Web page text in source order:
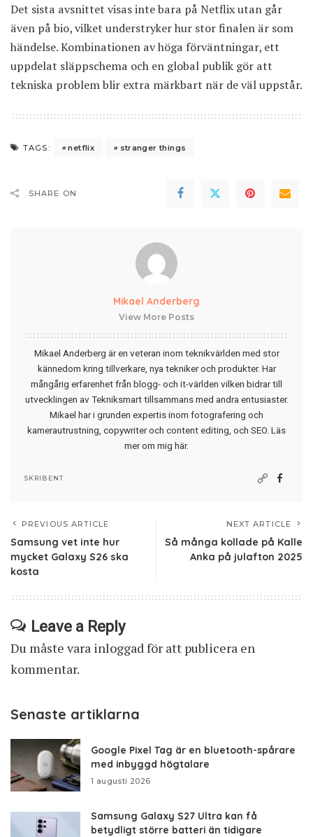
Det sista avsnittet visas inte bara på Netflix utan går
även på bio, vilket understryker hur stor finalen är som
händelse. Kombinationen av höga förväntningar, ett
uppdelat släppschema och en global publik gör att
tekniska problem blir extra märkbart när de väl uppstår.
TAGS: netflix stranger things
SHARE ON
Mikael Anderberg
View More Posts
Mikael Anderberg är en veteran inom teknikvärlden med stor
kännedom kring tillverkare, nya tekniker och produkter. Har
mångårig erfarenhet från blogg- och it-världen vilken bidrar till
utvecklingen av Tekniksmart tillsammans med andra entusiaster.
Mikael har i grunden expertis inom fotografering och
kamerautrustning, copywriter och content editing, och SEO. Läs
mer om mig här.
SKRIBENT
PREVIOUS ARTICLE
Samsung vet inte hur
mycket Galaxy S26 ska
kosta
NEXT ARTICLE
Så många kollade på Kalle
Anka på julafton 2025
Leave a Reply
Du måste vara inloggadför att publicera en
kommentar.
Senaste artiklarna
Google Pixel Tag är en bluetooth-spårare
med inbyggd högtalare
1 augusti 2026
Samsung Galaxy S27 Ultra kan få
betydligt större batteri än tidigare